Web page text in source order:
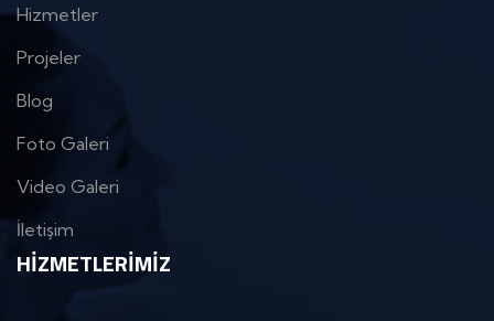
Hizmetler
Projeler
Blog
Foto Galeri
Video Galeri
İletişim
HIZMETLERIMIZ